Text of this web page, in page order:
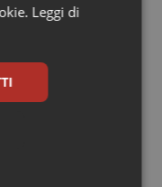
in
Leggi di